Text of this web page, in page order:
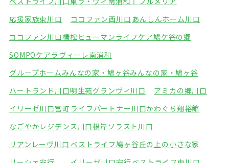
応援家族東川口
ココファン西川口 あんしんホーム川口
ココファン川口榛松 ヒューマンライフケア鳩ケ谷の郷
SOMPOケアラヴィーレ南浦和
グループホームみんなの家・鳩ヶ谷みんなの家・鳩ヶ谷
ハートランド川口明生苑グランヴィ川口
アミカの郷川口
イリーゼ川口宮町 ライフパートナー川口かわぐち翔裕館
なごやかレジデンス川口根岸ソラスト川口
リアンレーヴ川口 ベストライフ鳩ヶ谷丘の上の小さな家